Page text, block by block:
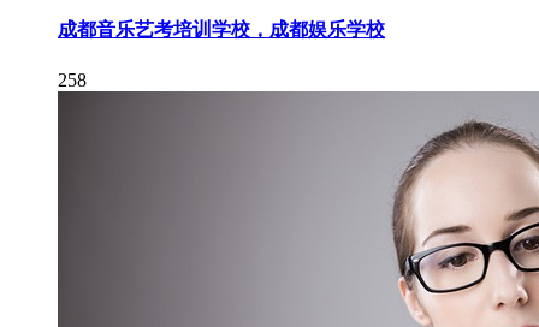
成都音乐艺考培训学校，成都娱乐学校
258